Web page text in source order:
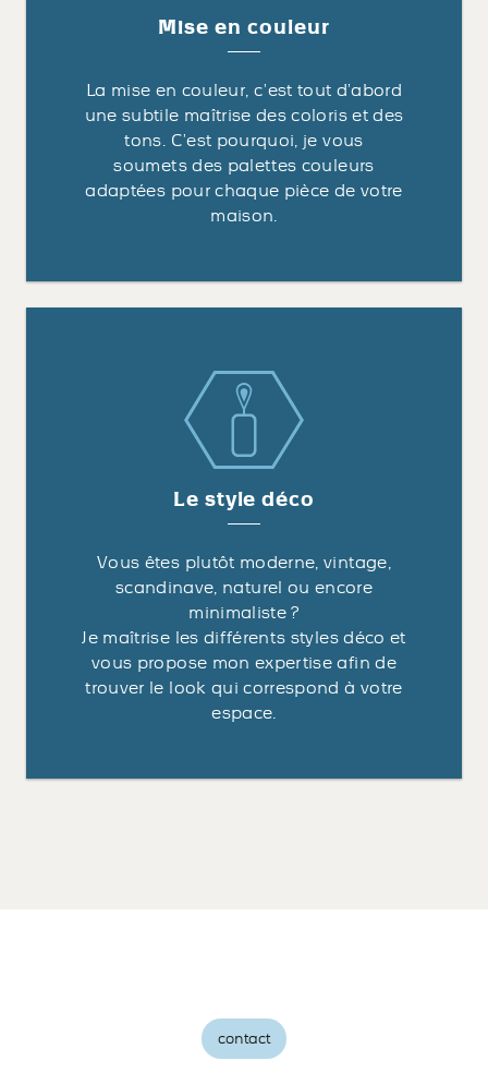
Mise en couleur
La mise en couleur, c’est tout d’abord
une subtile maîtrise des coloris et des
tons. C’est pourquoi, je vous
soumets des palettes couleurs
adaptées pour chaque pièce de votre
maison.
Le style déco
Vous êtes plutôt moderne, vintage,
scandinave, naturel ou encore
minimaliste ?
Je maîtrise les différents styles déco et
vous propose mon expertise afin de
trouver le look qui correspond à votre
espace.
contact